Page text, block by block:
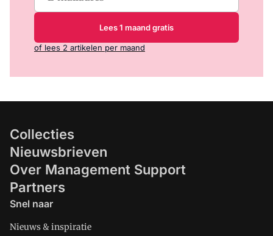
Lees 1 maand gratis
of lees 2 artikelen per maand
Collecties
Nieuwsbrieven
Over Management Support
Partners
Snel naar
Nieuws & inspiratie